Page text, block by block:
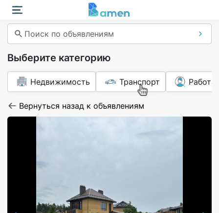
Поиск по объявлениям
Выберите категорию
Недвижимость Транспорт Работа
Вернуться назад к объявлениям